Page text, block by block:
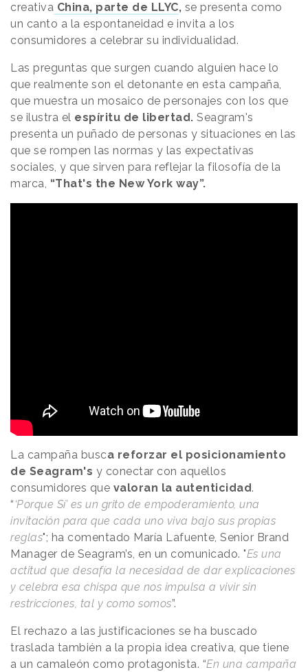
creativa China, parte de LLYC, se presenta como
un canto a la espontaneidad e invita a los
consumidores a celebrar su individualidad.
Las preguntas que surgen cuando alguien hace lo
que realmente son el detonante en esta campaña,
que muestra un mosaico de personajes con los que
se ilustra el espíritu de libertad. Seagram's
presenta un puñado de personas y situaciones en las
que se rompen las normas y las expectativas
sociales, y que sirven para reflejar la filosofía de la
marca, “That's the New York way”.
La campaña busca reforzar el posicionamiento
de Seagram's y conectar con aquellos
consumidores que valoran la autenticidad.
“ ‘Porque Sí’ es un grito de empoderamiento, una
invitación para que cada uno viva bajo sus propias
reglas"; ha comentado María Lafuente, Senior Brand
Manager de Seagram’s, en un comunicado. "Es una
actitud que desafía la necesidad de dar explicaciones
y celebra esa chispa que nos impulsa a vivir sin
restricciones, tal y como somos”.
El rechazo a las justificaciones se ha buscado
traslada también a la propia idea creativa, que tiene
a un camaleón como protagonista. “En una campaña